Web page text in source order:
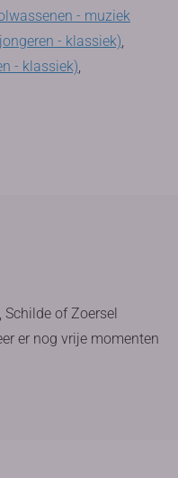
- muziek
- klassiek),
- klassiek),
of Zoersel
er nog vrije momenten